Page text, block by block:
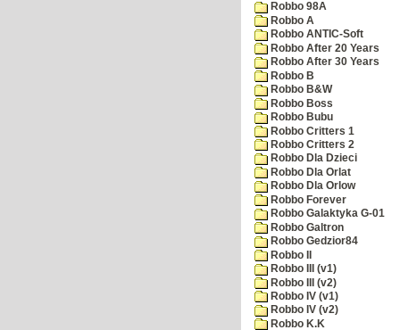
Robbo 98A
Robbo A
Robbo ANTIC-Soft
Robbo After 20 Years
Robbo After 30 Years
Robbo B
Robbo B&W
Robbo Boss
Robbo Bubu
Robbo Critters 1
Robbo Critters 2
Robbo Dla Dzieci
Robbo Dla Orlat
Robbo Dla Orlow
Robbo Forever
Robbo Galaktyka G-01
Robbo Galtron
Robbo Gedzior84
Robbo II
Robbo III (v1)
Robbo III (v2)
Robbo IV (v1)
Robbo IV (v2)
Robbo K.K